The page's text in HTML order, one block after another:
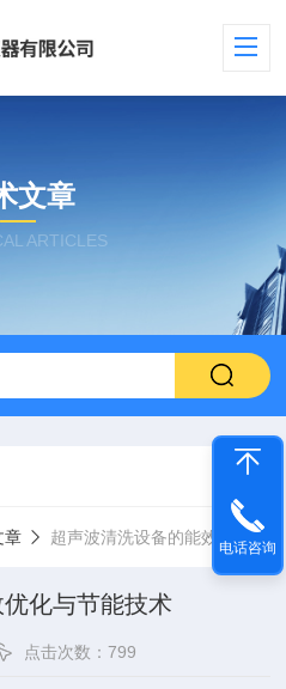
文章
ARTICLES
章 超声波清洗设备的能效优化与节能技术
化与节能技术
点击次数：799
电话咨询